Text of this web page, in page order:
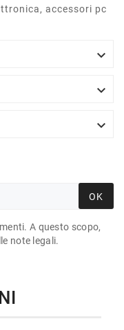
accessori pc



OK
A questo scopo,
note legali.